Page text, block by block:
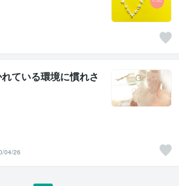
ている環境に慣れさ
04/26